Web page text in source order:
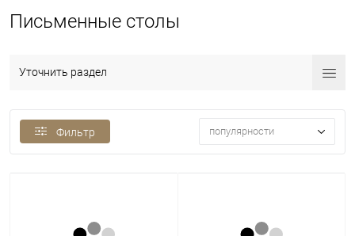
Письменные столы
Уточнить раздел
Фильтр популярности